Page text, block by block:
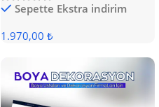
Sepette Ekstra indirim
1.970,00 ₺